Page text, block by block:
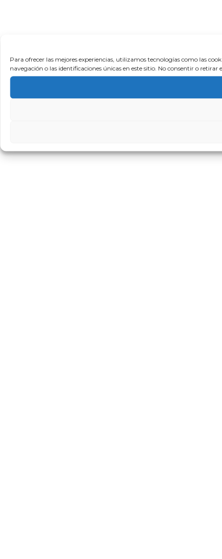
Para ofrecer las mejores experiencias, utilizamos tecnologías como las
navegación o las identificaciones únicas en este sitio. No consentir o